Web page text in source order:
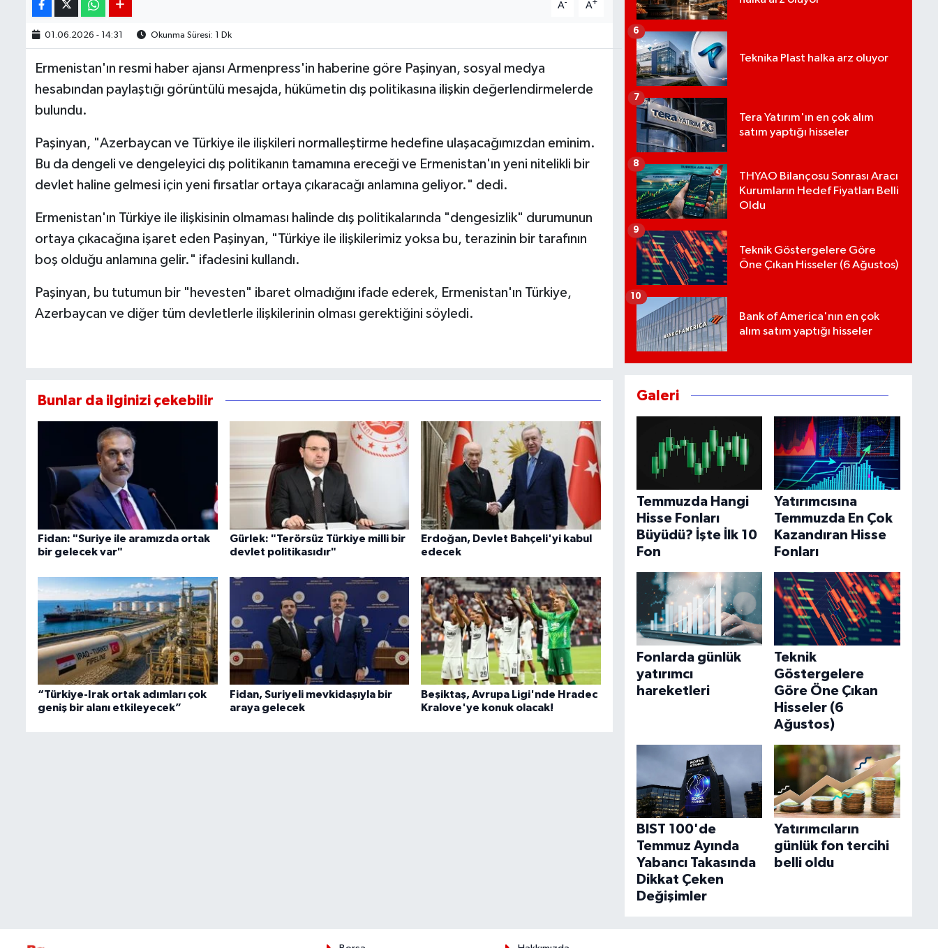
A- A+
01.06.2026 - 14:31 Okunma Süresi: 1 Dk
Ermenistan'ın resmi haber ajansı Armenpress'in haberine göre Paşinyan, sosyal medya
hesabından paylaştığı görüntülü mesajda, hükümetin dış politikasına ilişkin değerlendirmelerde
bulundu.
Paşinyan, "Azerbaycan ve Türkiye ile ilişkileri normalleştirme hedefine ulaşacağımızdan eminim.
Bu da dengeli ve dengeleyici dış politikanın tamamına ereceği ve Ermenistan'ın yeni nitelikli bir
devlet haline gelmesi için yeni fırsatlar ortaya çıkaracağı anlamına geliyor." dedi.
Ermenistan'ın Türkiye ile ilişkisinin olmaması halinde dış politikalarında "dengesizlik" durumunun
ortaya çıkacağına işaret eden Paşinyan, "Türkiye ile ilişkilerimiz yoksa bu, terazinin bir tarafının
boş olduğu anlamına gelir." ifadesini kullandı.
Paşinyan, bu tutumun bir "hevesten" ibaret olmadığını ifade ederek, Ermenistan'ın Türkiye,
Azerbaycan ve diğer tüm devletlerle ilişkilerinin olması gerektiğini söyledi.
Bunlar da ilginizi çekebilir
Fidan: "Suriye ile aramızda ortak
bir gelecek var"
Gürlek: "Terörsüz Türkiye milli bir
devlet politikasıdır"
Erdoğan, Devlet Bahçeli'yi kabul
edecek
“Türkiye-Irak ortak adımları çok
geniş bir alanı etkileyecek”
Fidan, Suriyeli mevkidaşıyla bir
araya gelecek
Beşiktaş, Avrupa Ligi'nde Hradec
Kralove'ye konuk olacak!
Teknika Plast halka arz oluyor
6
Tera Yatırım'ın en çok alım
satım yaptığı hisseler
7
THYAO Bilançosu Sonrası Aracı
Kurumların Hedef Fiyatları Belli
Oldu
8
Teknik Göstergelere Göre
Öne Çıkan Hisseler (6 Ağustos)
9
Bank of America'nın en çok
alım satım yaptığı hisseler
10
Galeri
Temmuzda Hangi
Hisse Fonları
Büyüdü? İşte İlk 10
Fon
Yatırımcısına
Temmuzda En Çok
Kazandıran Hisse
Fonları
Fonlarda günlük
yatırımcı
hareketleri
Teknik
Göstergelere
Göre Öne Çıkan
Hisseler (6
Ağustos)
BIST 100'de
Temmuz Ayında
Yabancı Takasında
Dikkat Çeken
Değişimler
Yatırımcıların
günlük fon tercihi
belli oldu